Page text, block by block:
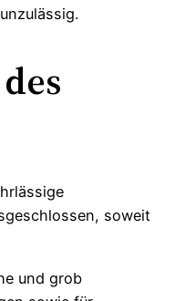
soweit
und grob